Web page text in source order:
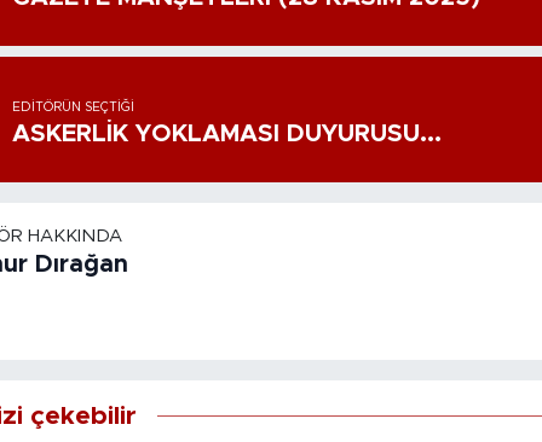
EDITÖRÜN SEÇTIĞI
ASKERLİK YOKLAMASI DUYURUSU...
HAKKINDA
Dırağan
çekebilir